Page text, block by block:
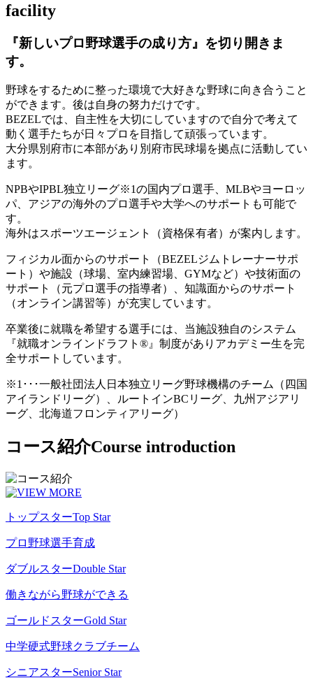
facility
『新しいプロ野球選手の成り方』を切り開きま
す。
野球をするために整った環境で大好きな野球に向き合うこと
ができます。後は自身の努力だけです。
BEZELでは、自主性を大切にしていますので自分で考えて
動く選手たちが日々プロを目指して頑張っています。
大分県別府市に本部があり別府市民球場を拠点に活動してい
ます。
NPBやIPBL独立リーグ※1の国内プロ選手、MLBやヨーロッ
パ、アジアの海外のプロ選手や大学へのサポートも可能で
す。
海外はスポーツエージェント（資格保有者）が案内します。
フィジカル面からのサポート（BEZELジムトレーナーサポ
ート）や施設（球場、室内練習場、GYMなど）や技術面の
サポート（元プロ選手の指導者）、知識面からのサポート
（オンライン講習等）が充実しています。
卒業後に就職を希望する選手には、当施設独自のシステム
『就職オンラインドラフト®』制度がありアカデミー生を完
全サポートしています。
※1･･･一般社団法人日本独立リーグ野球機構のチーム（四国
アイランドリーグ）、ルートインBCリーグ、九州アジアリ
ーグ、北海道フロンティアリーグ）
コース紹介Course introduction
トップスターTop Star
プロ野球選手育成
ダブルスターDouble Star
働きながら野球ができる
ゴールドスターGold Star
中学硬式野球クラブチーム
シニアスターSenior Star